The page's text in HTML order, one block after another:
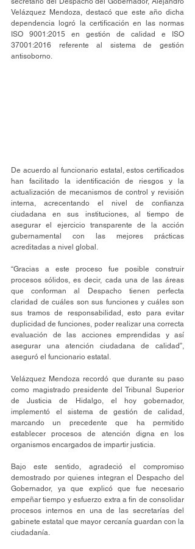
Velázquez Mendoza, destacó que este año dicha
dependencia logró la certificación en las normas
ISO 9001:2015 en gestión de calidad e ISO
37001:2016 referente al sistema de gestión
antisoborno.
De acuerdo al funcionario estatal, estos certificados
han facilitado la identificación de riesgos y la
actualización de mecanismos de control y revisión
interna, acrecentando el nivel de confianza
ciudadana en sus instituciones, al tiempo de
asegurar el ejercicio transparente de la acción
gubernamental con las mejores prácticas
acreditadas a nivel global.
“Gracias a este proceso fue posible construir
procesos sólidos, es decir, cada una de las áreas
que conforman al Despacho tienen perfecta
claridad de cuáles son sus funciones y cuáles son
sus tramos de responsabilidad, esto para evitar
duplicidad de funciones, poder realizar una correcta
evaluación de las acciones emprendidas y así
asegurar una atención ciudadana de calidad”,
aseguró el funcionario estatal.
Velázquez Mendoza recordó que durante su paso
como magistrado presidente del Tribunal Superior
de Justicia de Hidalgo, el hoy gobernador,
implementó el sistema de gestión de calidad,
marcando un precedente que ha permitido
establecer procesos de atención digna en los
organismos encargados de impartir justicia.
Bajo este sentido, agradeció el compromiso
demostrado por quienes integran el Despacho del
Gobernador, ya que explicó que fue necesario
empeñar tiempo y esfuerzo extra a fin de consolidar
procesos internos en una de las secretarías del
gabinete estatal que mayor cercanía guardan con la
ciudadanía.